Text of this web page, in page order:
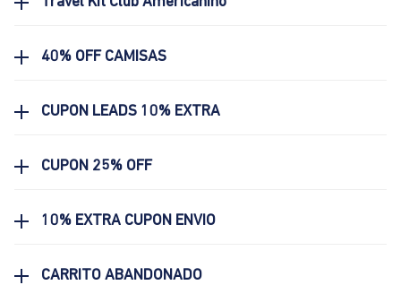
40% OFF CAMISAS
CUPON LEADS 10% EXTRA
CUPON 25% OFF
10% EXTRA CUPON ENVIO
CARRITO ABANDONADO